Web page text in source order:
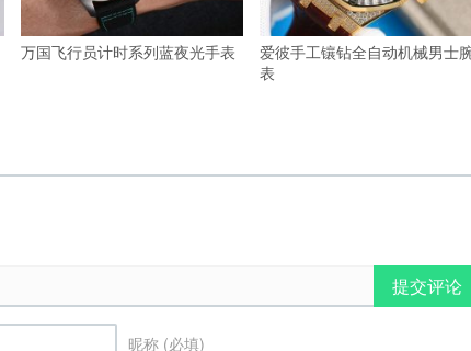
万国飞行员计时系列蓝夜光手表
爱彼手工镶钻全自动机械男士
表
提交评论
昵称 (必填)